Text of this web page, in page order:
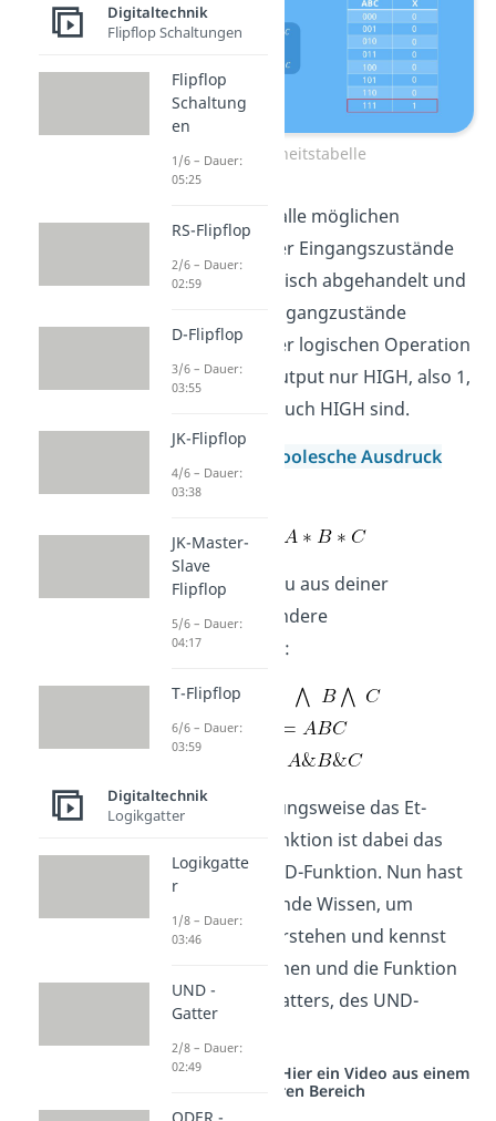
Wahrheitstabelle
In dieser werden alle möglichen
Kombinationen der Eingangszustände
A, B und C tabellarisch abgehandelt und
die möglichen Ausgangzustände
angegeben. Bei der logischen Operation
„Und“ wird der Output nur HIGH, also 1,
wenn alle Inputs auch HIGH sind.
Boolesche Ausdruck
lautet:
Vielleicht kennst du aus deiner
Vorlesung auch andere
Darstellungsarten:
Das Dach, beziehungsweise das Et-
Zeichen, in der Funktion ist dabei das
Symbol für die UND-Funktion. Nun hast
du das grundlegende Wissen, um
Logikgatter
zu verstehen und kennst
bereits das Aussehen und die Funktion
eines wichtigen Gatters, des UND-
Studyflix vernetzt: Hier ein Video aus einem
anderen Bereich
Digitaltechnik
Flipflop Schaltungen
Flipflop
Schaltung
en
1/6 – Dauer:
05:25
RS-Flipflop
2/6 – Dauer:
02:59
D-Flipflop
3/6 – Dauer:
03:55
JK-Flipflop
4/6 – Dauer:
03:38
JK-Master-
Slave
Flipflop
5/6 – Dauer:
04:17
T-Flipflop
6/6 – Dauer:
03:59
Digitaltechnik
Logikgatter
Logikgatte
r
1/8 – Dauer:
03:46
UND -
Gatter
2/8 – Dauer:
02:49